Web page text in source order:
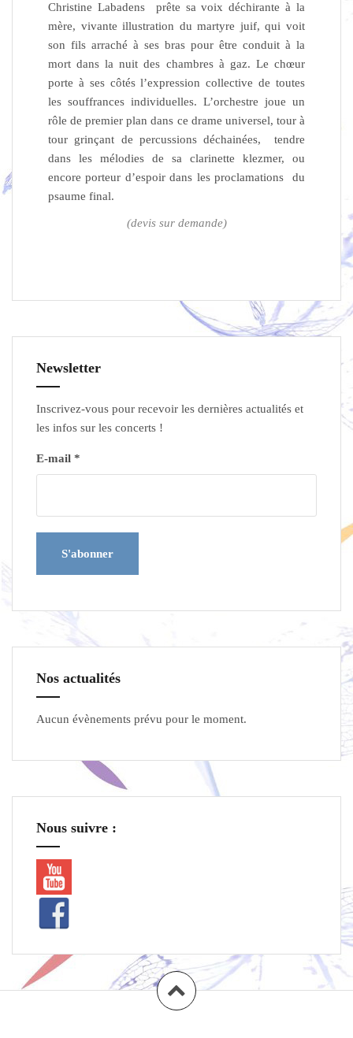
Christine Labadens prête sa voix déchirante à la
mère, vivante illustration du martyre juif, qui voit
son fils arraché à ses bras pour être conduit à la
mort dans la nuit des chambres à gaz. Le chœur
porte à ses côtés l’expression collective de toutes
les souffrances individuelles. L’orchestre joue un
rôle de premier plan dans ce drame universel, tour à
tour grinçant de percussions déchainées, tendre
dans les mélodies de sa clarinette klezmer, ou
encore porteur d’espoir dans les proclamations du
psaume final.
(devis sur demande)
Newsletter
Inscrivez-vous pour recevoir les dernières actualités et
les infos sur les concerts !
E-mail *
Nos actualités
Aucun évènements prévu pour le moment.
Nous suivre :